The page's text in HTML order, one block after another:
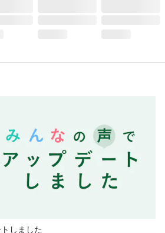
しました